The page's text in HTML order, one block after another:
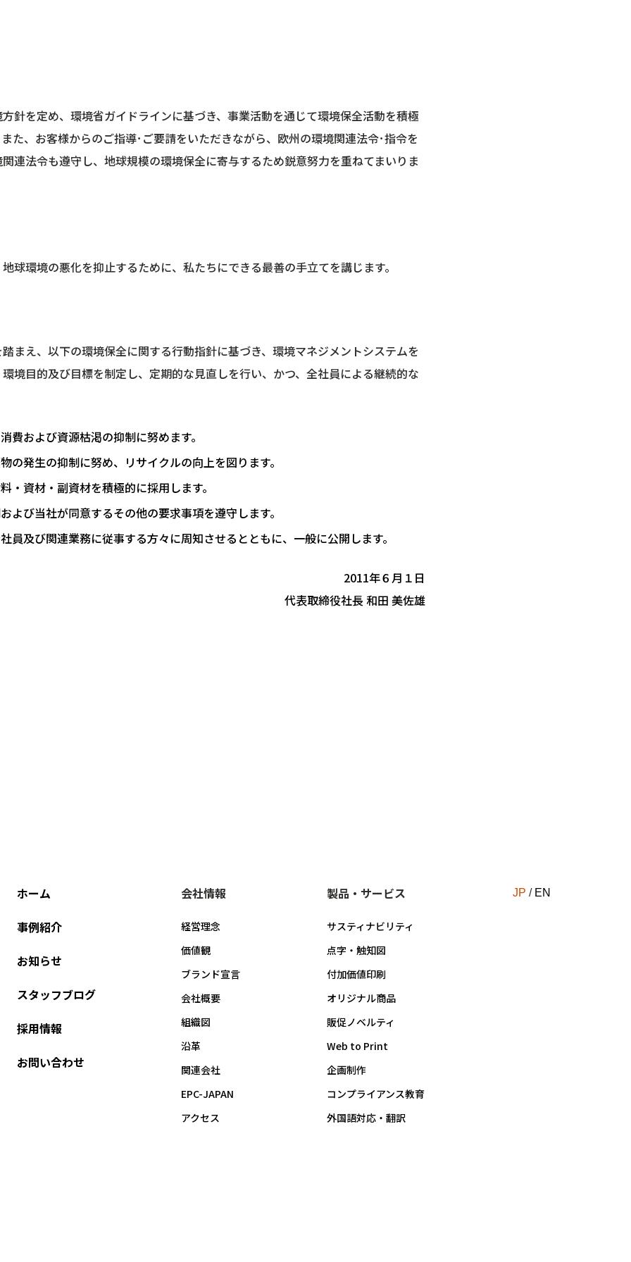
針を定め、環境省ガイドラインに基づき、事業活動を通じて環境保全活動を積極
た、お客様からのご指導･ご要請をいただきながら、欧州の環境関連法令･指令を
連法令も遵守し、地球規模の環境保全に寄与するため鋭意努力を重ねてまいりま
球環境の悪化を抑止するために、私たちにできる最善の手立てを講じます。
まえ、以下の環境保全に関する行動指針に基づき、環境マネジメントシステムを
境目的及び目標を制定し、定期的な見直しを行い、かつ、全社員による継続的な
費および資源枯渇の抑制に努めます。
の発生の抑制に努め、リサイクルの向上を図ります。
・資材・副資材を積極的に採用します。
よび当社が同意するその他の要求事項を遵守します。
員及び関連業務に従事する方々に周知させるとともに、一般に公開します。
2011年６月１日
代表取締役社長 和田 美佐雄
ホーム
事例紹介
お知らせ
スタッフブログ
採用情報
お問い合わせ
会社情報
経営理念
価値観
ブランド宣言
会社概要
組織図
沿革
関連会社
EPC-JAPAN
アクセス
製品・サービス
サスティナビリティ
点字・触知図
付加価値印刷
オリジナル商品
販促ノベルティ
Web to Print
企画制作
コンプライアンス教育
外国語対応・翻訳
JP / EN